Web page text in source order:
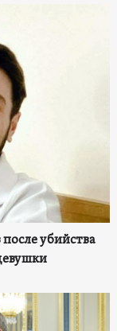
убийства